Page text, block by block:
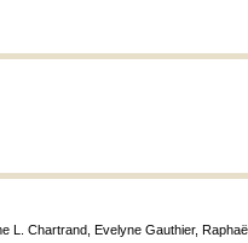
L. Chartrand, Evelyne Gauthier,